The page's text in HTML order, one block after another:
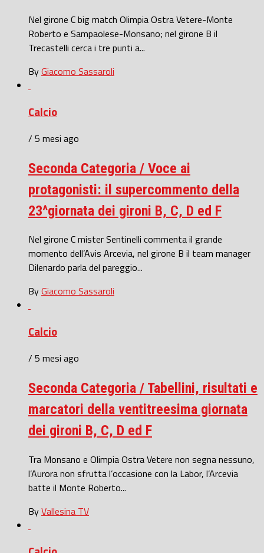
Nel girone C big match Olimpia Ostra Vetere-Monte
Roberto e Sampaolese-Monsano; nel girone B il
Trecastelli cerca i tre punti a...
ByGiacomo Sassaroli
Calcio
/ 5 mesi ago
Seconda Categoria / Voce ai
protagonisti: il supercommento della
23^giornata dei gironi B, C, D ed F
Nel girone C mister Sentinelli commenta il grande
momento dell’Avis Arcevia, nel girone B il team manager
Dilenardo parla del pareggio...
ByGiacomo Sassaroli
Calcio
/ 5 mesi ago
Seconda Categoria / Tabellini, risultati e
marcatori della ventitreesima giornata
dei gironi B, C, D ed F
Tra Monsano e Olimpia Ostra Vetere non segna nessuno,
l’Aurora non sfrutta l’occasione con la Labor, l’Arcevia
batte il Monte Roberto...
ByVallesina TV